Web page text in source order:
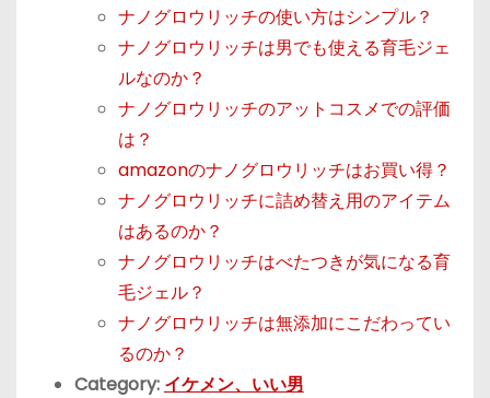
ナノグロウリッチの使い方はシンプル？
ナノグロウリッチは男でも使える育毛ジェ
ルなのか？
ナノグロウリッチのアットコスメでの評価
は？
amazonのナノグロウリッチはお買い得？
ナノグロウリッチに詰め替え用のアイテム
はあるのか？
ナノグロウリッチはべたつきが気になる育
毛ジェル？
ナノグロウリッチは無添加にこだわってい
るのか？
Category: イケメン、いい男